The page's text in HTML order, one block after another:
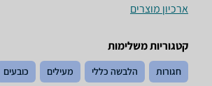
ארכיון מוצרים
קטגוריות משלימות
חגורות הלבשה כללי מעילים כובעים